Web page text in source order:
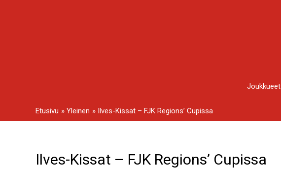
Joukkueet
Etusivu Yleinen Ilves-Kissat – FJK Regions’ Cupissa
Ilves-Kissat – FJK Regions’ Cupissa
Artikkelien